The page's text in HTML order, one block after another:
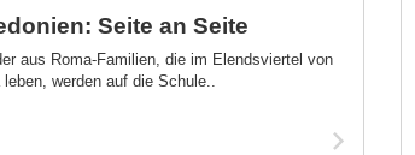
Seite an Seite
aus Roma-Familien, die im Elendsviertel von
leben, werden auf die Schule..